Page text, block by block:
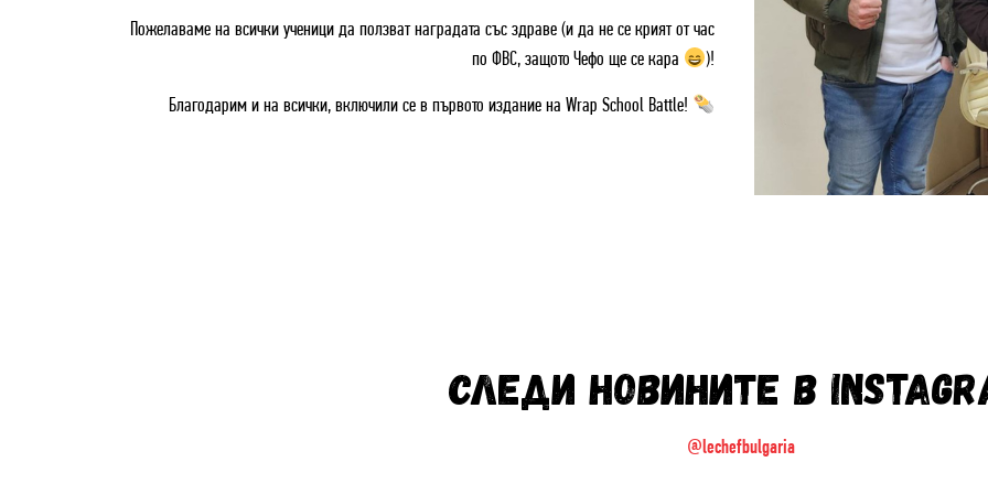
Пожелаваме на всички ученици да ползват наградата със здраве (и да не се крият от час
по ФВС, защото Чефо ще се кара
)!
Благодарим и на всички, включили се в първото издание на Wrap School Battle!
СЛЕДИ НОВИНИТЕ В
@lechefbulgaria